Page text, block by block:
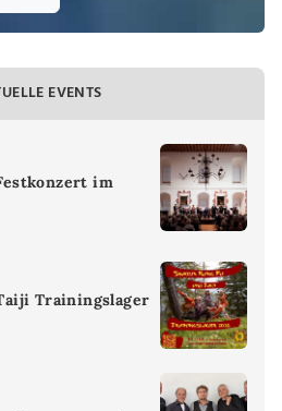
EVENTS
im
Trainingslager